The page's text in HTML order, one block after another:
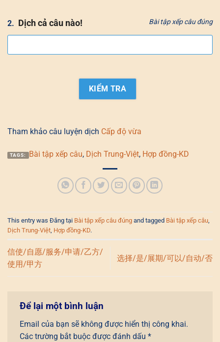
2. Bài tập xếp câu đúng
Dịch cả câu nào!
Tham khảo câu luyện dịch Cấp độ vừa
TAGS: Bài tập xếp câu, Dịch Trung-Việt, Hợp đồng-KD
This entry was Đăng tại Bài tập xếp câu đúng and tagged Bài tập xếp câu
Dịch Trung-Việt Hợp đồng-KD.
信使/自愿/服务/申请/乙方/
使用/甲方
选择/是/展期/可以/自动/否
Để lại một bình luận
Email của bạn sẽ không được hiển thị công khai.
Các trường bắt buộc được đánh dấu *